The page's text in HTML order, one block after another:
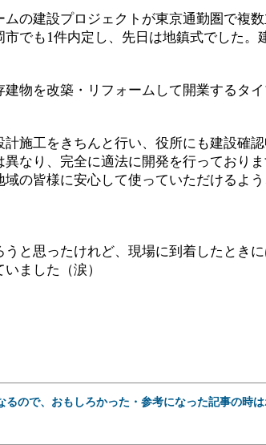
の建設プロジェクトが東京通勤圏で複
でも1件内定し、先日は地鎮式でした。
物を改築・リフォームして開業するタ
施工をきちんと行い、役所にも建設確
なり、完全に適法に開発を行っており
の皆様に安心して使っていただけるよ
と思ったけれど、現場に到着したとき
ました（涙）
ので、おもしろかった・参考になった記事の時